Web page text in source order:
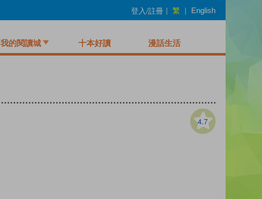
登入/註冊 | 繁 | English
我的閱讀城 十本好讀 漫話生活
4.7